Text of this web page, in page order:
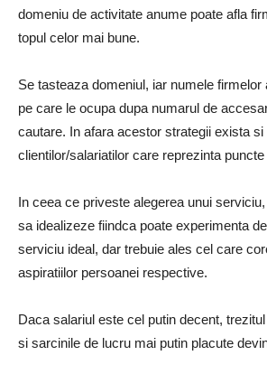
domeniu de activitate anume poate afla
topul celor mai bune.
Se tasteaza domeniul, iar numele firmelor
pe care le ocupa dupa numarul de
cautare. In afara acestor strategii exista si
clientilor/salariatilor care reprezinta
In ceea ce priveste alegerea unui
sa idealizeze fiindca poate experimenta
serviciu ideal, dar trebuie ales cel care
aspiratiilor persoanei respective.
Daca salariul este cel putin decent,
si sarcinile de lucru mai putin placute